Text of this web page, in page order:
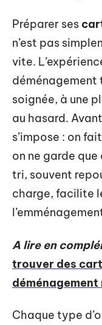
Préparer ses
n’est pas
vite.
déménagement
soignée, à une
au hasard.
s’impose : on
on ne garde
tri, souvent
charge, facilite
A lire en
trouver des
déménagement
Chaque type